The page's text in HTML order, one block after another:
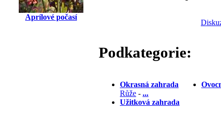
Aprílové počasí
Podkategorie:
Okrasná zahrada
Růže - ...
Užitková zahrada